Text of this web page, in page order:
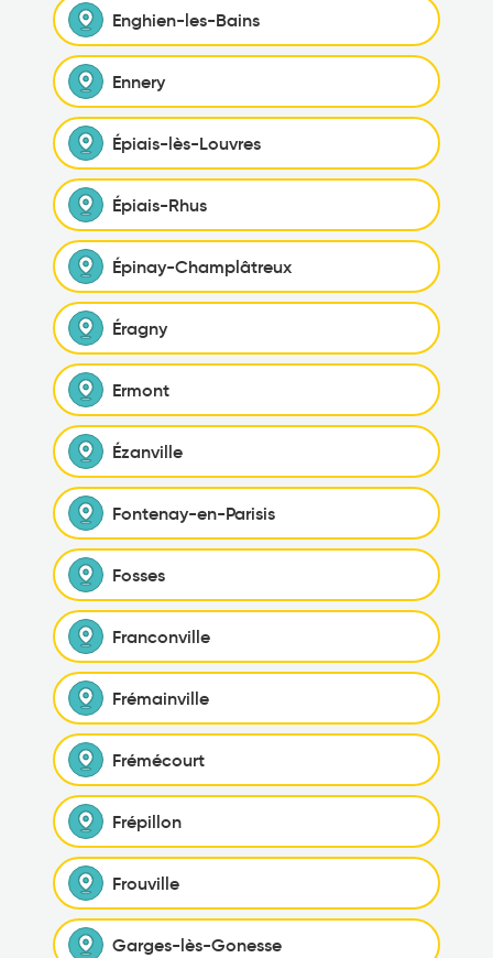
Enghien-les-Bains
Ennery
Épiais-lès-Louvres
Épiais-Rhus
Épinay-Champlâtreux
Éragny
Ermont
Ézanville
Fontenay-en-Parisis
Fosses
Franconville
Frémainville
Frémécourt
Frépillon
Frouville
Garges-lès-Gonesse